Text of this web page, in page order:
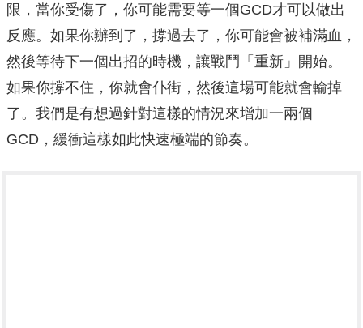
限，當你受傷了，你可能需要等一個GCD才可以做出
反應。如果你辦到了，撐過去了，你可能會被補滿血，
然後等待下一個出招的時機，讓戰鬥「重新」開始。
如果你撐不住，你就會仆街，然後這場可能就會輸掉
了。我們是有想過針對這樣的情況來增加一兩個
GCD，緩衝這樣如此快速極端的節奏。